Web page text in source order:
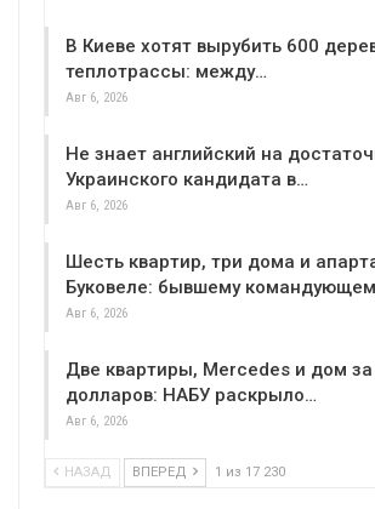
В Киеве хотят вырубить 600
теплотрассы: между…
Авг 6, 2026
Не знает английский на
Украинского кандидата в…
Авг 6, 2026
Шесть квартир, три дома и
Буковеле: бывшему
Авг 6, 2026
Две квартиры, Mercedes и дом
долларов: НАБУ раскрыло…
Авг 6, 2026
НАЗАД ВПЕРЕД 1 из 17 230